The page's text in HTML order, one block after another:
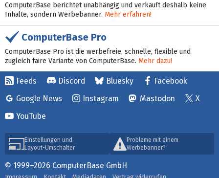
ComputerBase berichtet unabhängig und verkauft deshalb keine
Inhalte, sondern Werbebanner. Mehr erfahren!
ComputerBase Pro
ComputerBase Pro ist die werbefreie, schnelle, flexible und
zugleich faire Variante von ComputerBase. Mehr dazu!
Feeds Discord Bluesky
Facebook
Google News
Instagram Mastodon
X
YouTube
Einstellungen und
Layout-Umschalter
Probleme mit einem
Werbebanner?
© 1999–2026 ComputerBase GmbH